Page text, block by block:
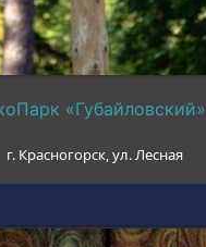
«Губайловский»
г. Красногорск, ул. Лесная